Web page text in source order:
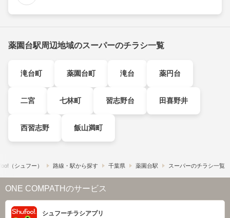
薬園台駅周辺地域のスーパーのチラシ一覧
滝台町 薬園台町 滝台 薬円台
二宮 七林町 習志野台 田喜野井
西習志野 飯山満町
（シュフー） 路線・駅から探す 千葉県 薬園台駅 スーパーのチラシ一覧
ONE COMPATHのサービス
シュフーチラシアプリ